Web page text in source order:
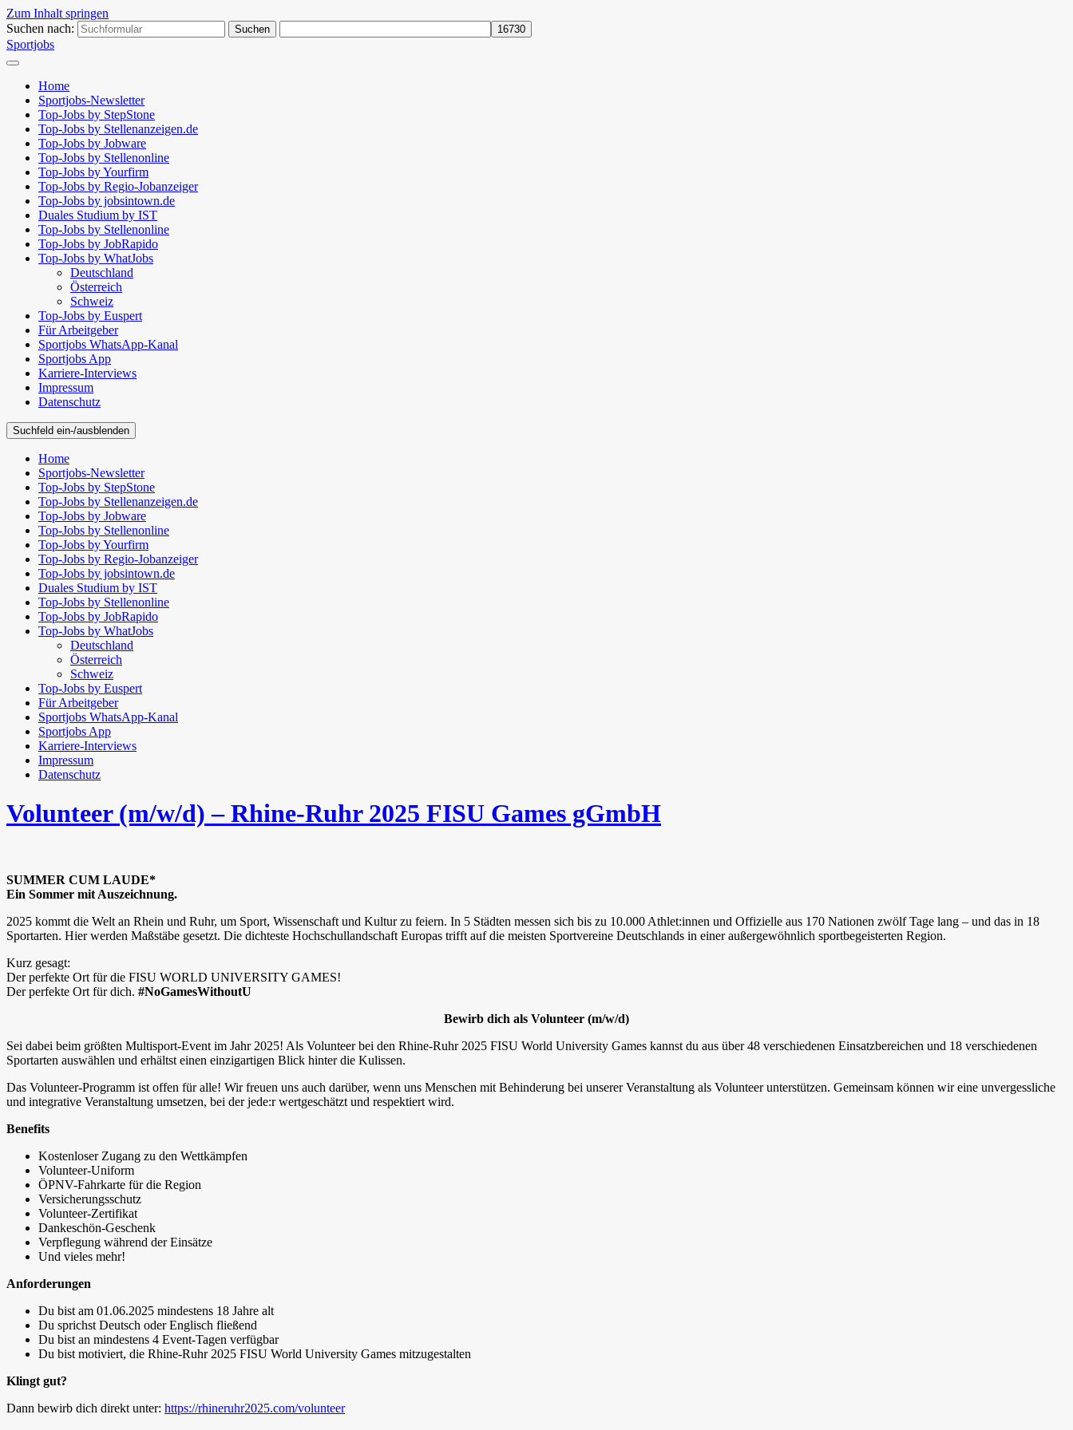
Zum Inhalt springen
Suchen nach:
Sportjobs
Home
Sportjobs-Newsletter
Top-Jobs by StepStone
Top-Jobs by Stellenanzeigen.de
Top-Jobs by Jobware
Top-Jobs by Stellenonline
Top-Jobs by Yourfirm
Top-Jobs by Regio-Jobanzeiger
Top-Jobs by jobsintown.de
Duales Studium by IST
Top-Jobs by Stellenonline
Top-Jobs by JobRapido
Top-Jobs by WhatJobs
Deutschland
Österreich
Schweiz
Top-Jobs by Euspert
Für Arbeitgeber
Sportjobs WhatsApp-Kanal
Sportjobs App
Karriere-Interviews
Impressum
Datenschutz
Suchfeld ein-/ausblenden
Home
Sportjobs-Newsletter
Top-Jobs by StepStone
Top-Jobs by Stellenanzeigen.de
Top-Jobs by Jobware
Top-Jobs by Stellenonline
Top-Jobs by Yourfirm
Top-Jobs by Regio-Jobanzeiger
Top-Jobs by jobsintown.de
Duales Studium by IST
Top-Jobs by Stellenonline
Top-Jobs by JobRapido
Top-Jobs by WhatJobs
Deutschland
Österreich
Schweiz
Top-Jobs by Euspert
Für Arbeitgeber
Sportjobs WhatsApp-Kanal
Sportjobs App
Karriere-Interviews
Impressum
Datenschutz
Volunteer (m/w/d) – Rhine-Ruhr 2025 FISU Games gGmbH
SUMMER CUM LAUDE*
Ein Sommer mit Auszeichnung.
2025 kommt die Welt an Rhein und Ruhr, um Sport, Wissenschaft und Kultur zu feiern. In 5 Städten messen sich bis zu 10.000 Athlet:innen und Offizielle aus 170 Nationen zwölf Tage lang – und das in 18
Sportarten. Hier werden Maßstäbe gesetzt. Die dichteste Hochschullandschaft Europas trifft auf die meisten Sportvereine Deutschlands in einer außergewöhnlich sportbegeisterten Region.
Kurz gesagt:
Der perfekte Ort für die FISU WORLD UNIVERSITY GAMES!
Der perfekte Ort für dich. #NoGamesWithoutU
Bewirb dich als Volunteer (m/w/d)
Sei dabei beim größten Multisport-Event im Jahr 2025! Als Volunteer bei den Rhine-Ruhr 2025 FISU World University Games kannst du aus über 48 verschiedenen Einsatzbereichen und 18 verschiedenen
Sportarten auswählen und erhältst einen einzigartigen Blick hinter die Kulissen.
Das Volunteer-Programm ist offen für alle! Wir freuen uns auch darüber, wenn uns Menschen mit Behinderung bei unserer Veranstaltung als Volunteer unterstützen. Gemeinsam können wir eine unvergessliche
und integrative Veranstaltung umsetzen, bei der jede:r wertgeschätzt und respektiert wird.
Benefits
Kostenloser Zugang zu den Wettkämpfen
Volunteer-Uniform
ÖPNV-Fahrkarte für die Region
Versicherungsschutz
Volunteer-Zertifikat
Dankeschön-Geschenk
Verpflegung während der Einsätze
Und vieles mehr!
Anforderungen
Du bist am 01.06.2025 mindestens 18 Jahre alt
Du sprichst Deutsch oder Englisch fließend
Du bist an mindestens 4 Event-Tagen verfügbar
Du bist motiviert, die Rhine-Ruhr 2025 FISU World University Games mitzugestalten
Klingt gut?
Dann bewirb dich direkt unter: https://rhineruhr2025.com/volunteer